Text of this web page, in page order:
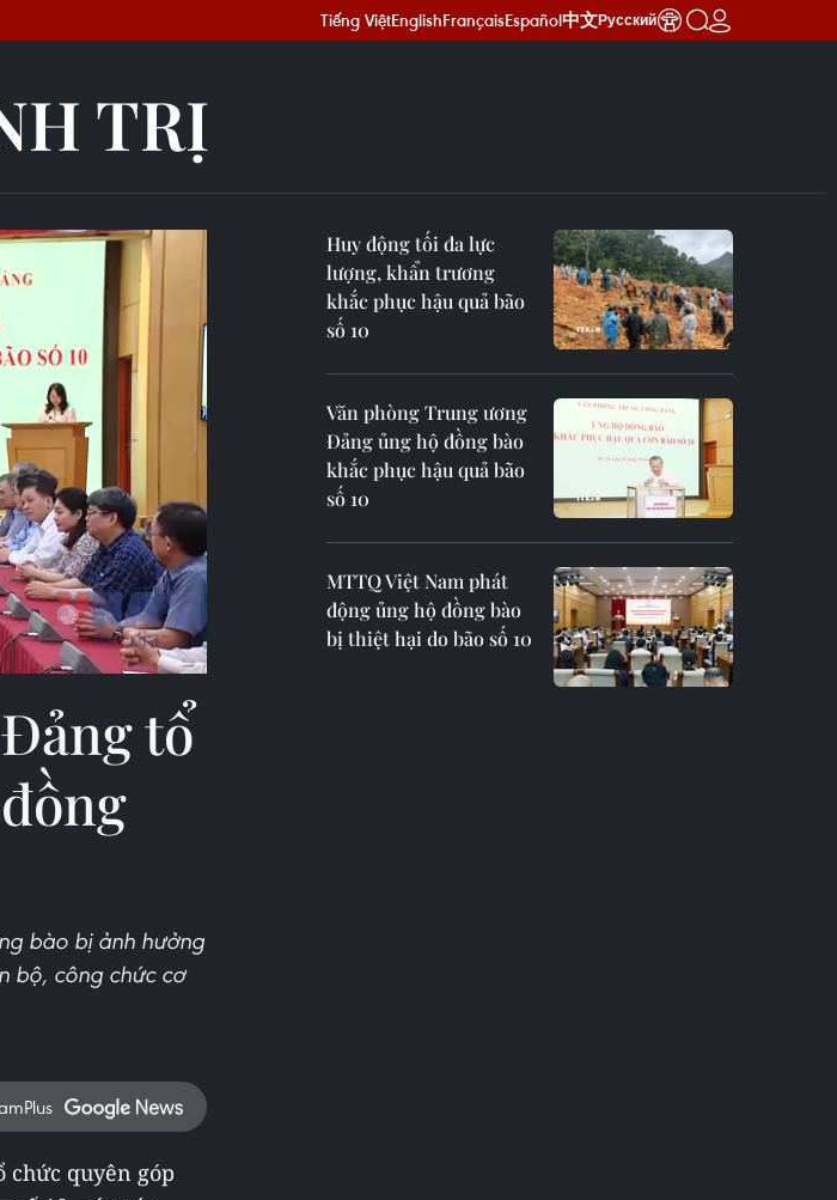
Tiếng ViệtEnglishFrançaisEspañol中文Русский
TRỊ
tổ
bào bị ảnh hưởng
bộ, công chức cơ
chức quyên góp
Huy động tối đa lực
lượng, khẩn trương
khắc phục hậu quả bão
số 10
Văn phòng Trung ương
Đảng ủng hộ đồng bào
khắc phục hậu quả bão
số 10
MTTQ Việt Nam phát
động ủng hộ đồng bào
bị thiệt hại do bão số 10